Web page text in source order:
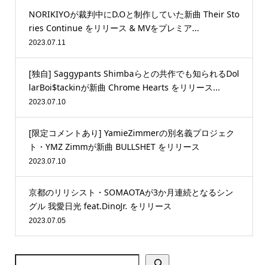
NORIKIYOが裁判中にD.Oと制作していた新曲 Their Sto
ries Continue をリリース & MVをプレミア...
2023.07.11
[独自] Saggypants Shimbaらとの共作でも知られるDol
larBoi$tackinが新曲 Chrome Hearts をリリース...
2023.07.10
[限定コメントあり] YamieZimmerの別名義プロジェク
ト・YMZ Zimmが新曲 BULLSHET をリリース
2023.07.10
京都のリリシスト・SOMAOTAが3か月連続となるシン
グル 我愛日光 feat.DinoJr. をリリース
2023.07.05